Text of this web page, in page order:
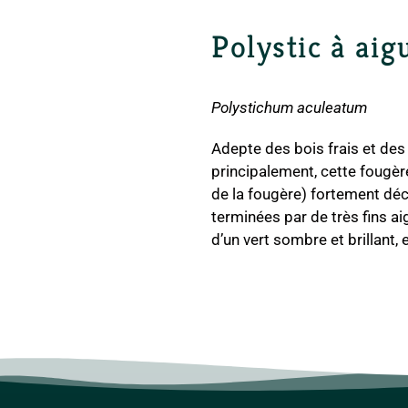
Polystic à
Polystichum aculeatum
Adepte des bois frais et
principalement, cette
de la fougère) fortement
terminées par de très fins
d’un vert sombre et brillant,